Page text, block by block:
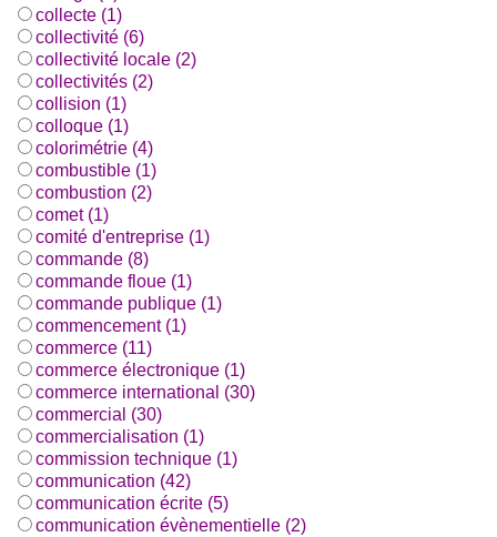
collecte (1)
collectivité (6)
collectivité locale (2)
collectivités (2)
collision (1)
colloque (1)
colorimétrie (4)
combustible (1)
combustion (2)
comet (1)
comité d'entreprise (1)
commande (8)
commande floue (1)
commande publique (1)
commencement (1)
commerce (11)
commerce électronique (1)
commerce international (30)
commercial (30)
commercialisation (1)
commission technique (1)
communication (42)
communication écrite (5)
communication évènementielle (2)